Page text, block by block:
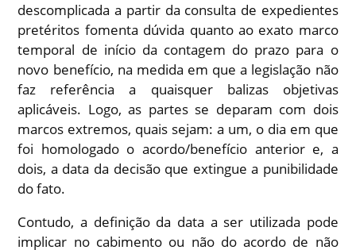
descomplicada a partir da consulta de expedientes
pretéritos fomenta dúvida quanto ao exato marco
temporal de início da contagem do prazo para o
novo benefício, na medida em que a legislação não
faz referência a quaisquer balizas objetivas
aplicáveis. Logo, as partes se deparam com dois
marcos extremos, quais sejam: a um, o dia em que
foi homologado o acordo/benefício anterior e, a
dois, a data da decisão que extingue a punibilidade
do fato.
Contudo, a definição da data a ser utilizada pode
implicar no cabimento ou não do acordo de não